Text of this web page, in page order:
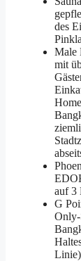
des
Male
mit
auf 3
G
Only-
Linie)